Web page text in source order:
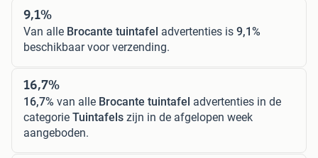
9,1%
Van alle Brocante tuintafel advertenties is 9,1%
beschikbaar voor verzending.
16,7%
16,7% van alle Brocante tuintafel advertenties in de
categorie Tuintafels zijn in de afgelopen week
aangeboden.